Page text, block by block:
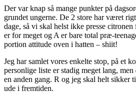
Der var knap så mange punkter på
grundet ungerne. De 2 store har været
dage, så vi skal helst ikke presse
er for meget og A er bare total præ-
portion attitude oven i hatten – shiit!
Jeg har samlet vores enkelte stop, på et
personlige liste er stadig meget lang,
en anden gang. R og jeg skal helt sikker
ude i fremtiden.